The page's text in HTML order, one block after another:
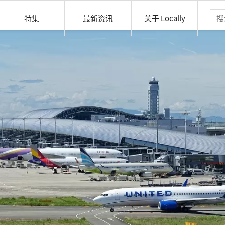
特集 最新资讯 关于 Locally